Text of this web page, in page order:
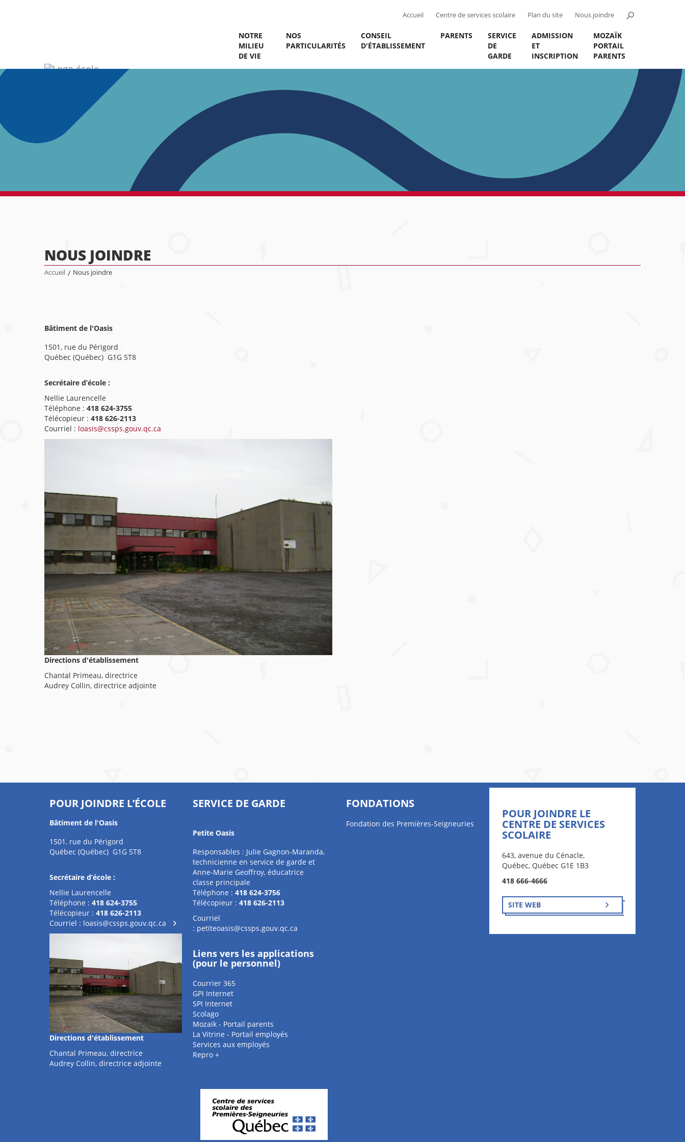
Accueil Centre de services scolaire Plan du site Nous joindre
NOTRE
MILIEU
DE VIE
NOS
PARTICULARITÉS
CONSEIL
D'ÉTABLISSEMENT
PARENTS
SERVICE
DE
GARDE
ADMISSION
ET
INSCRIPTION
MOZAÏK
PORTAIL
PARENTS
NOUS JOINDRE
Accueil / Nous joindre
Bâtiment de l'Oasis
1501, rue du Périgord
Québec (Québec) G1G 5T8
Secrétaire d’école :
Nellie Laurencelle
Téléphone : 418 624-3755
Télécopieur : 418 626-2113
Courriel : loasis@cssps.gouv.qc.ca
Directions d'établissement
Chantal Primeau, directrice
Audrey Collin, directrice adjointe
POUR JOINDRE L’ÉCOLE
Bâtiment de l'Oasis
1501, rue du Périgord
Québec (Québec) G1G 5T8
Secrétaire d’école :
Nellie Laurencelle
Téléphone : 418 624-3755
Télécopieur : 418 626-2113
Courriel : loasis@cssps.gouv.qc.ca
Directions d'établissement
Chantal Primeau, directrice
Audrey Collin, directrice adjointe
SERVICE DE GARDE
Petite Oasis
Responsables : Julie Gagnon-Maranda,
technicienne en service de garde et
Anne-Marie Geoffroy, éducatrice
classe principale
Téléphone : 418 624-3756
Télécopieur : 418 626-2113
Courriel
: petiteoasis@cssps.gouv.qc.ca
Liens vers les applications
(pour le personnel)
Courrier 365
GPI Internet
SPI Internet
Scolago
Mozaik - Portail parents
La Vitrine - Portail employés
Services aux employés
Repro +
FONDATIONS
Fondation des Premières-Seigneuries
POUR JOINDRE LE
CENTRE DE SERVICES
SCOLAIRE
643, avenue du Cénacle,
Québec, Québec G1E 1B3
418 666-4666
SITE WEB